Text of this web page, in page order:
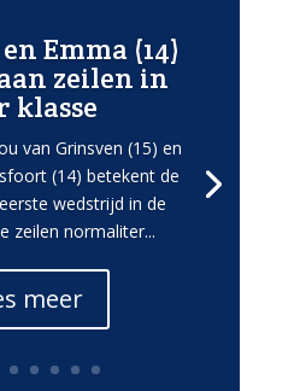
Emma (14)
zeilen in
klasse
van Grinsven (15) en
(14) betekent de
wedstrijd in de
zeilen normaliter...
meer